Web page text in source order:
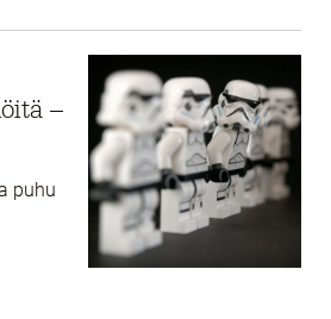
–
puhu